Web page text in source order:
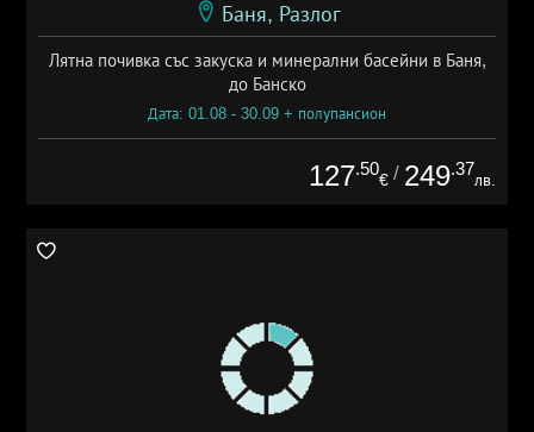
Баня, Разлог
Лятна почивка със закуска и минерални басейни в Баня,
до Банско
Дата: 01.08 - 30.09 + полупансион
127.50
€ / 249.37
лв.